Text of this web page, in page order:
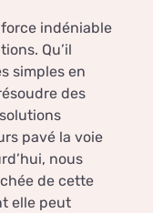
indéniable
Qu’il
simples en
des
pavé la voie
nous
de cette
elle peut